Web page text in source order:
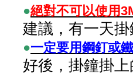
●絕對不可以使用
建議，有一天
●一定要用鋼釘或
好後，掛鐘掛